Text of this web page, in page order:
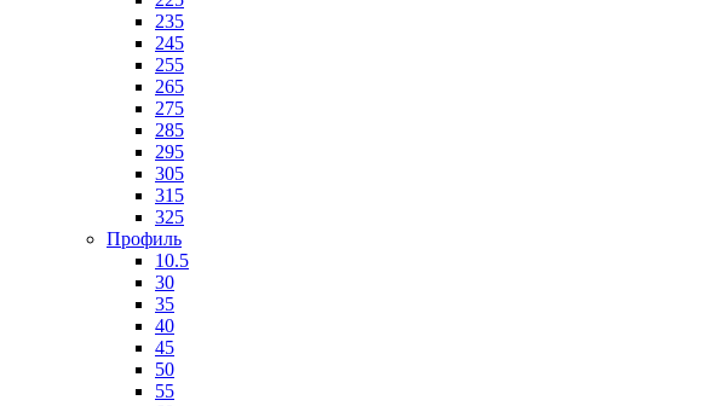
235
245
255
265
275
285
295
305
315
325
Профиль
10.5
30
35
40
45
50
55